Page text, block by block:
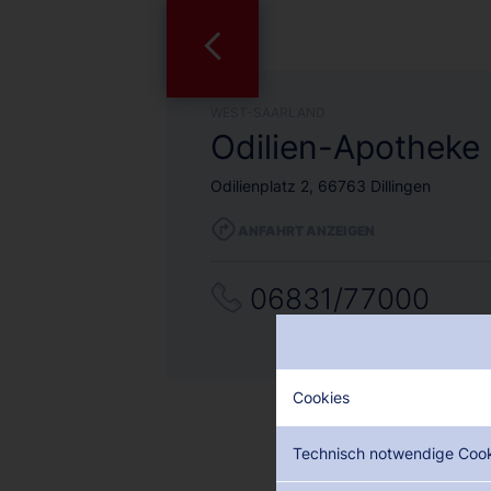
Odilien-Apotheke
Odilienplatz 2, 66763 Dillingen
06831/77000
Cookies
Technisch notwendige